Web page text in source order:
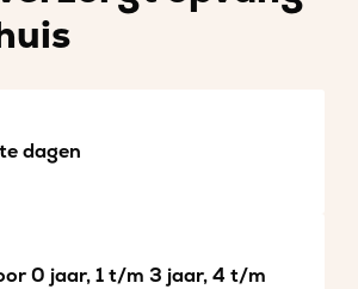
dagen
0 jaar, 1 t/m 3 jaar, 4 t/m